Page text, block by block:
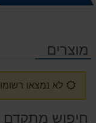
מוצרים
לא נמצאו
חיפוש מתקדם